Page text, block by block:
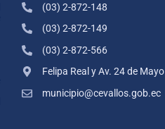
(03) 2-872-148
(03) 2-872-149
(03) 2-872-566
Felipa Real y Av. 24 de Mayo
municipio@cevallos.gob.ec